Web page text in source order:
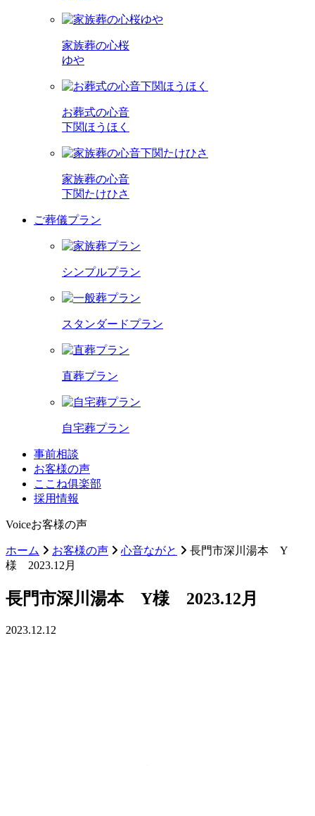
家族葬の心桜
ゆや
お葬式の心音
下関ほうほく
家族葬の心音
下関たけひさ
ご葬儀プラン
シンプルプラン
スタンダードプラン
直葬プラン
自宅葬プラン
事前相談
お客様の声
ここね俱楽部
採用情報
Voiceお客様の声
ホーム お客様の声 心音ながと
長門市深川湯本 Y
様 2023.12月
長門市深川湯本 Y様 2023.12月
2023.12.12